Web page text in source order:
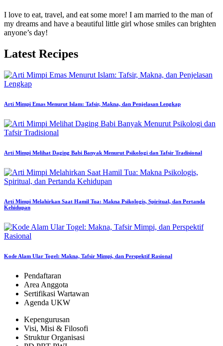
I love to eat, travel, and eat some more! I am married to the man of
my dreams and have a beautiful little girl whose smiles can brighten
anyone’s day!
Latest Recipes
Arti Mimpi Emas Menurut Islam: Tafsir, Makna, dan Penjelasan Lengkap
Arti Mimpi Melihat Daging Babi Banyak Menurut Psikologi dan Tafsir Tradisional
Arti Mimpi Melahirkan Saat Hamil Tua: Makna Psikologis, Spiritual, dan Pertanda
Kehidupan
Kode Alam Ular Togel: Makna, Tafsir Mimpi, dan Perspektif Rasional
Pendaftaran
Area Anggota
Sertifikasi Wartawan
Agenda UKW
Kepengurusan
Visi, Misi & Filosofi
Struktur Organisasi